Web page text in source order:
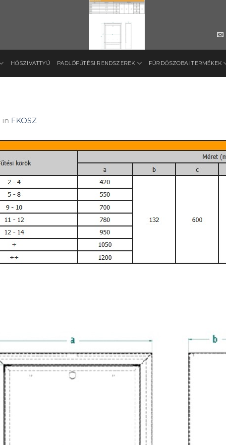
HŐSZIVATTYÚ PADLÓFŰTÉSI RENDSZEREK FÜRDŐSZOBAI TERMÉKEK
in FKOSZ